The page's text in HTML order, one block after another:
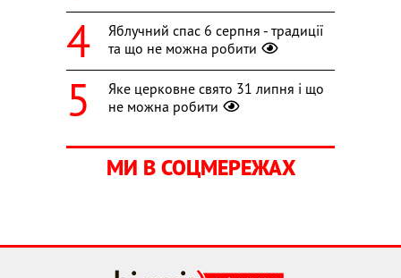
Яблучний спас 6 серпня - традиції
та що не можна робити
Яке церковне свято 31 липня і що
не можна робити
МИ В СОЦМЕРЕЖАХ